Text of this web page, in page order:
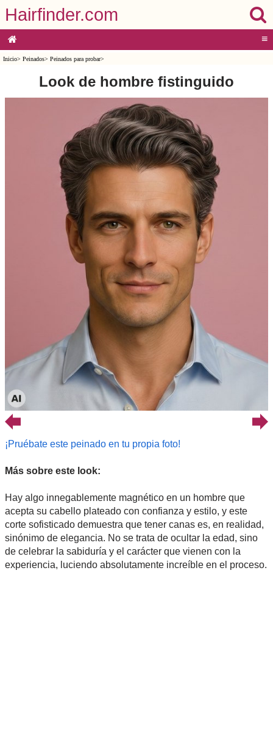
Hairfinder.com
≡
Inicio> Peinados> Peinados para probar>
Look de hombre fistinguido
¡Pruébate este peinado en tu propia foto!
Más sobre este look:
Hay algo innegablemente magnético en un hombre que
acepta su cabello plateado con confianza y estilo, y este
corte sofisticado demuestra que tener canas es, en realidad,
sinónimo de elegancia. No se trata de ocultar la edad, sino
de celebrar la sabiduría y el carácter que vienen con la
experiencia, luciendo absolutamente increíble en el proceso.